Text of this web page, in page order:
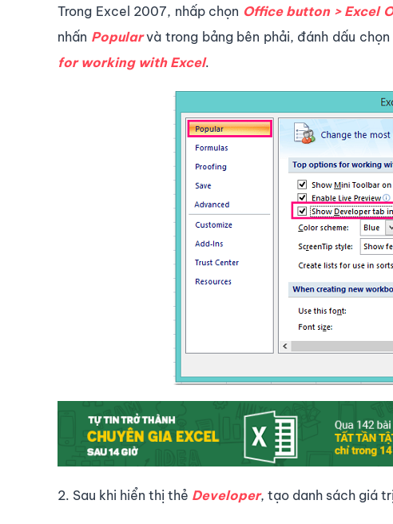
Trong Excel 2007, nhấp chọn Office button > Excel
nhấn Popularvà trong bảng bên phải, đánh dấu chọn
for working with Excel.
2. Sau khi hiển thị thẻ Developer, tạo danh sách giá